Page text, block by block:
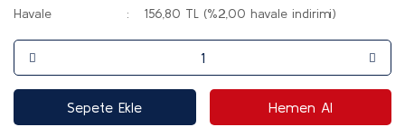
Havale
156,80 TL (%2,00 havale indirimi)
Sepete Ekle Hemen Al